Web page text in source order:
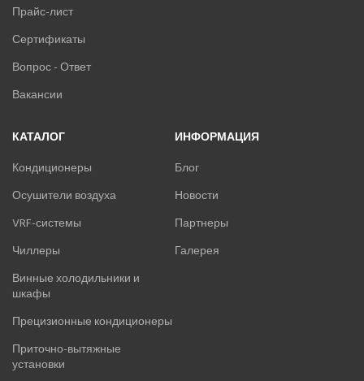
Прайс-лист
Сертификаты
Вопрос - Ответ
Вакансии
КАТАЛОГ
Кондиционеры
Осушители воздуха
VRF-системы
Чиллеры
Винные холодильники и
шкафы
Прецизионные кондиционеры
Приточно-вытяжные
установки
ИНФОРМАЦИЯ
Блог
Новости
Партнеры
Галерея